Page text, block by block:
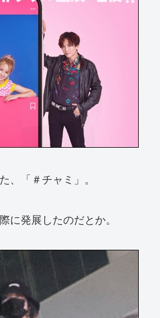
「＃チャミ」。
に発展したのだとか。